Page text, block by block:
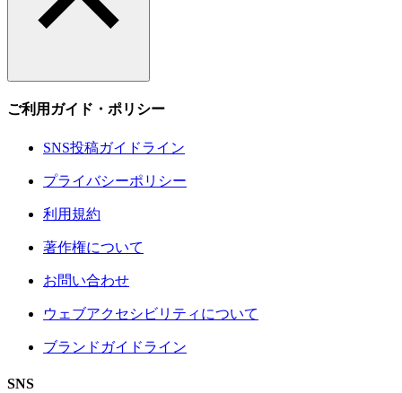
ご利用ガイド・ポリシー
SNS投稿ガイドライン
プライバシーポリシー
利用規約
著作権について
お問い合わせ
ウェブアクセシビリティについて
ブランドガイドライン
SNS